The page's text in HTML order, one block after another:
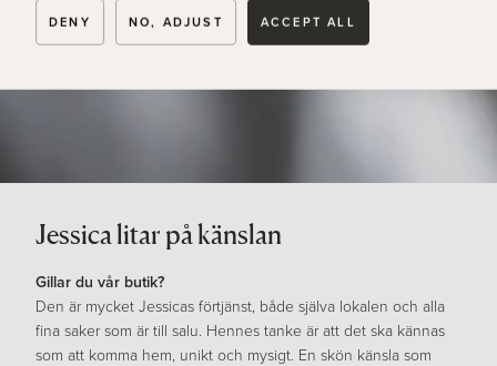
Jessica litar på känslan
Gillar du vår butik?
Den är mycket Jessicas förtjänst, både själva lokalen och alla
fina saker som är till salu. Hennes tanke är att det ska kännas
som att komma hem, unikt och mysigt. En skön känsla som
DENY NO, ADJUST ACCEPT ALL